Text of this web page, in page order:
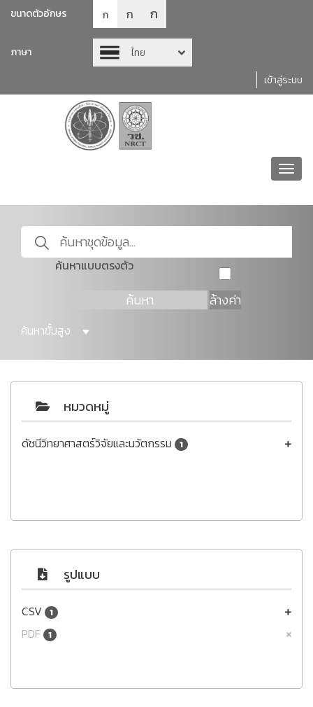
ขนาดตัวอักษร ก ก ก
ภาษา
ไทย
เข้าสู่ระบบ
ค้นหาแบบตรงตัว
ค้นหา ล้างค่า
ค้นหาขั้นสูง
หมวดหมู่
ดัชนีวิทยาศาสตร์วิจัยและนวัตกรรม 1
รูปแบบ
CSV 1
PDF 1